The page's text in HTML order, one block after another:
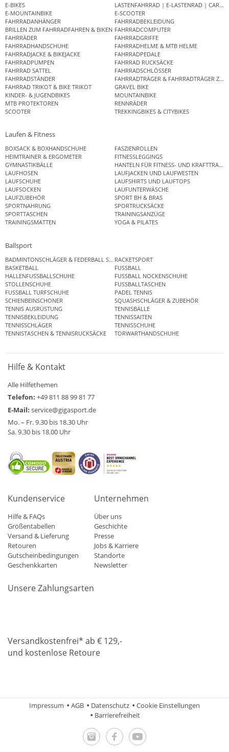
E-BIKES
LASTENFAHRRAD | E-LASTENRAD |
E-MOUNTAINBIKE
E-SCOOTER
FAHRRADANHÄNGER
FAHRRADBEKLEIDUNG
BRILLEN ZUM FAHRRADFAHREN & BIKEN FAHRRADCOMPUTER
FAHRRÄDER
FAHRRADGRIFFE
FAHRRADHANDSCHUHE
FAHRRADHELME & MTB HELME
FAHRRADJACKE & BIKEJACKE
FAHRRADPEDALE
FAHRRADPUMPEN
FAHRRAD RUCKSÄCKE
FAHRRAD SATTEL
FAHRRADSCHLÖSSER
FAHRRADSTÄNDER
FAHRRADTRÄGER & FAHRRADTRÄGER
FAHRRAD TRIKOT & BIKE TRIKOT
GRAVEL BIKE
KINDER- & JUGENDBIKES
MOUNTAINBIKE
MTB PROTEKTOREN
RENNRÄDER
SCOOTER
TREKKINGBIKES & CITYBIKES
Laufen & Fitness
BOXSACK & BOXHANDSCHUHE
FASZIENROLLEN
HEIMTRAINER & ERGOMETER
FITNESSLEGGINGS
GYMNASTIKBÄLLE
HANTELN FÜR FITNESS- UND
LAUFHOSEN
LAUFJACKEN UND LAUFWESTEN
LAUFSCHUHE
LAUFSHIRTS UND LAUFTOPS
LAUFSOCKEN
LAUFUNTERWÄSCHE
LAUFZUBEHÖR
SPORT BH & BRAS
SPORTNAHRUNG
SPORTRUCKSÄCKE
SPORTTASCHEN
TRAININGSANZÜGE
TRAININGSMATTEN
YOGA & PILATES
Ballsport
BADMINTONSCHLÄGER & FEDERBALL SETSRACKETSPORT
BASKETBALL
FUSSBALL
HALLENFUSSBALLSCHUHE
FUSSBALL NOCKENSCHUHE
STOLLENSCHUHE
FUSSBALLTASCHEN
FUSSBALL TURFSCHUHE
PADEL TENNIS
SCHIENBEINSCHONER
SQUASHSCHLÄGER & ZUBEHÖR
TENNIS AUSRÜSTUNG
TENNISBÄLLE
TENNISBEKLEIDUNG
TENNISSAITEN
TENNISSCHLÄGER
TENNISSCHUHE
TENNISTASCHEN & TENNISRUCKSÄCKE
TORWARTHANDSCHUHE
Hilfe & Kontakt
Alle Hilfethemen
Telefon: +49 811 88 99 81 77
E-Mail: service@gigasport.de
Mo. – Fr. 9.30 bis 18.30 Uhr
Sa. 9.30 bis 18.00 Uhr
Kundenservice
Hilfe & FAQs
Größentabellen
Versand & Lieferung
Retouren
Gutscheinbedingungen
Geschenkkarten
Unternehmen
Über uns
Geschichte
Presse
Jobs & Karriere
Standorte
Newsletter
Unsere Zahlungsarten
Versandkostenfrei* ab € 129,-
und kostenlose Retoure
Impressum AGB Datenschutz
Cookie Einstellungen
Barrierefreiheit